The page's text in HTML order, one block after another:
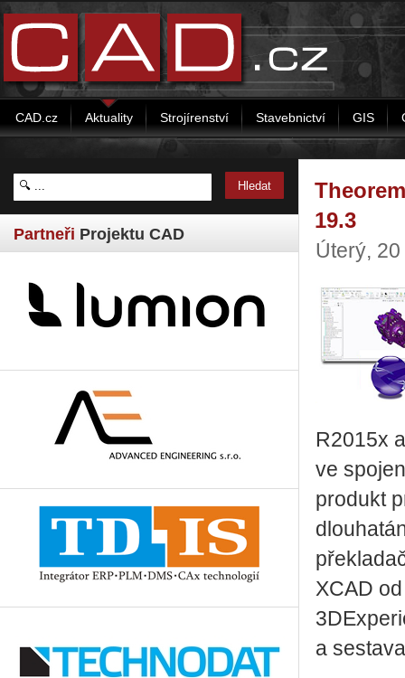
CAD.cz Aktuality Strojírenství Stavebnictví GIS
Partneři Projektu CAD
19.3
Úterý,
R2015x
ve
produkt
XCAD
a